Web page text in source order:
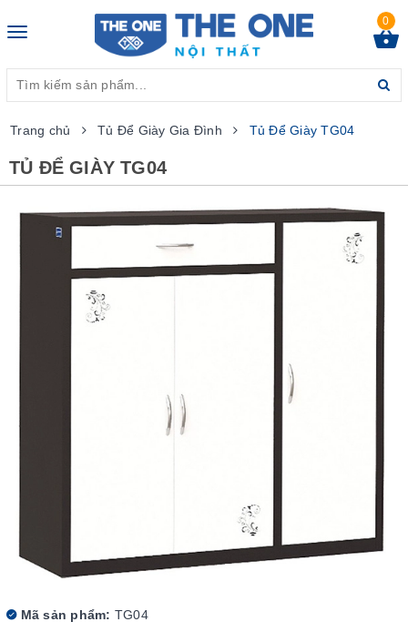
Toggle
0
Trang chủ Tủ Để Giày Gia Đình Tủ Để Giày TG04
TỦ ĐỂ GIÀY TG04
Mã sản phẩm: TG04